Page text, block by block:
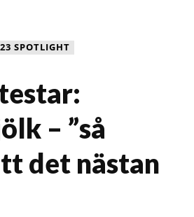
SPOTLIGHT
– ”så
det nästan